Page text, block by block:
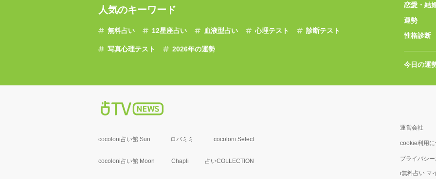
人気のキーワード
無料占い 12星座占い 血液型占い 心理テスト 診断テスト
写真心理テスト 2026年の運勢
恋愛・結
運勢
性格診断
今日の運
cocoloni占い館 Sun ロバミミ cocoloni Select
cocoloni占い館 Moon Chapli 占いCOLLECTION
運営会社
cookie利用
プライバシ
i無料占い マ